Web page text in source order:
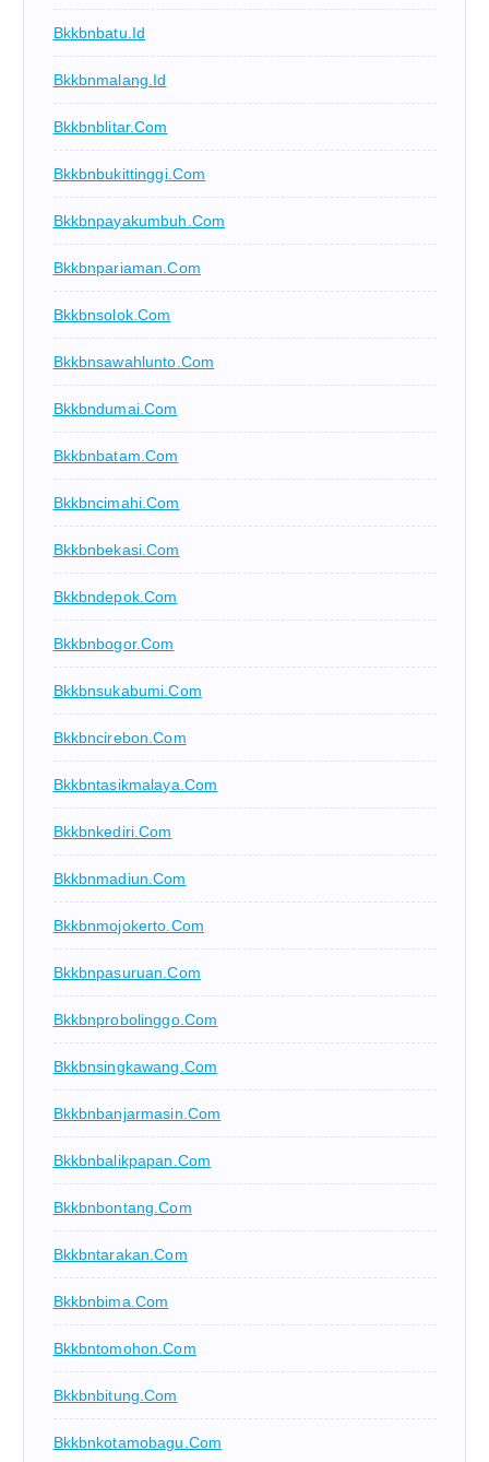
Bkkbnbatu.id
Bkkbnmalang.id
Bkkbnblitar.com
Bkkbnbukittinggi.com
Bkkbnpayakumbuh.com
Bkkbnpariaman.com
Bkkbnsolok.com
Bkkbnsawahlunto.com
Bkkbndumai.com
Bkkbnbatam.com
Bkkbncimahi.com
Bkkbnbekasi.com
Bkkbndepok.com
Bkkbnbogor.com
Bkkbnsukabumi.com
Bkkbncirebon.com
Bkkbntasikmalaya.com
Bkkbnkediri.com
Bkkbnmadiun.com
Bkkbnmojokerto.com
Bkkbnpasuruan.com
Bkkbnprobolinggo.com
Bkkbnsingkawang.com
Bkkbnbanjarmasin.com
Bkkbnbalikpapan.com
Bkkbnbontang.com
Bkkbntarakan.com
Bkkbnbima.com
Bkkbntomohon.com
Bkkbnbitung.com
Bkkbnkotamobagu.com